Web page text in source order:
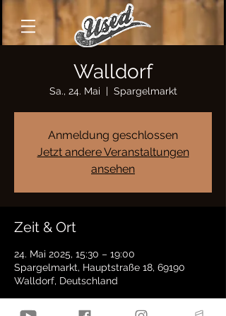
Walldorf
Sa., 24. Mai
  |
Spargelmarkt
Anmeldung geschlossen
Jetzt andere Veranstaltungen
ansehen
Zeit & Ort
24. Mai 2025, 15:30 – 19:00
Spargelmarkt, Hauptstraße 18, 69190
Walldorf, Deutschland